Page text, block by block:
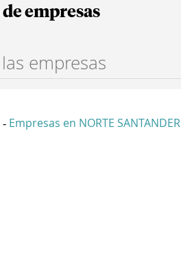
empresas
- Empresas en NORTE SANTANDER